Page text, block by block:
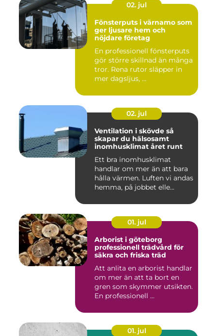
02. jul
Fönsterputs i värnamo som
ger ljusare hem och
nöjdare företag
En professionell fönsterputs
gör större skillnad än många
tror. Rena rutor släpper in
mer dagsljus, ...
02. jul
Ventilation i skövde så
skapar du hälsosamt
inomhusklimat året runt
Ett bra inomhusklimat
handlar om mer än att bara
hålla värmen. Luften vi andas
hemma, på jobbet elle...
01. jul
Arborist i göteborg
professionell trädvård för
säkra och friska träd
Att anlita en arborist handlar
om mer än att ta bort en
gren som skymmer utsikten.
En professionell ...
01. jul